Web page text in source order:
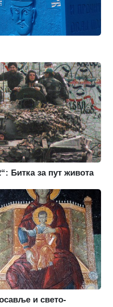
Битка за пут живота
и свето-